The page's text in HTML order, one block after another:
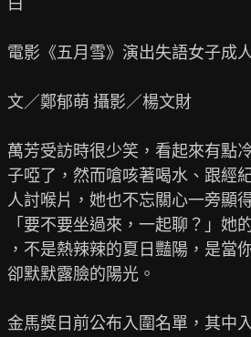
電影《五月雪》演出失語女子成
文／鄭郁萌 攝影／楊文財
萬芳受訪時很少笑，看起來有點
子啞了，然而嗆咳著喝水、跟經
人討喉片，她也不忘關心一旁顯
「要不要坐過來，一起聊？」她
，不是熱辣辣的夏日豔陽，是當
卻默默露臉的陽光。
金馬獎日前公布入圍名單，其中